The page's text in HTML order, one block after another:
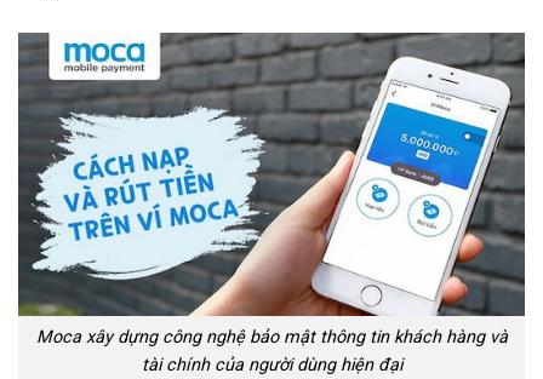
Moca xây dựng công nghệ bảo mật thông tin khách hàng và
tài chính của người dùng hiện đại